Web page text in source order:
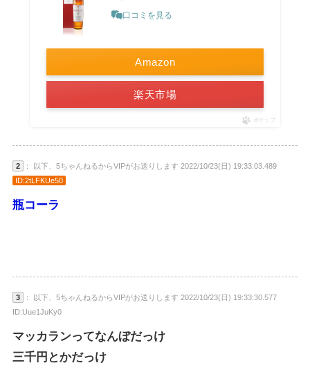
口コミを見る
Amazon
楽天市場
ポチップ
2
： 以下、5ちゃんねるからVIPがお送りします 2022/10/23(日) 19:33:03.489
ID:2tLFKUe50
瓶コーラ
3
： 以下、5ちゃんねるからVIPがお送りします 2022/10/23(日) 19:33:30.577
ID:Uue1JuKy0
マッカランってなんぼだっけ
三千円とかだっけ